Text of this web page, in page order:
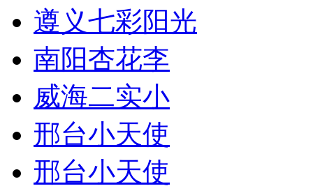
遵义七彩阳光
南阳杏花李
威海二实小
邢台小天使
邢台小天使